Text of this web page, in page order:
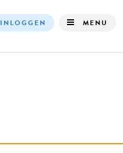
INLOGGEN MENU